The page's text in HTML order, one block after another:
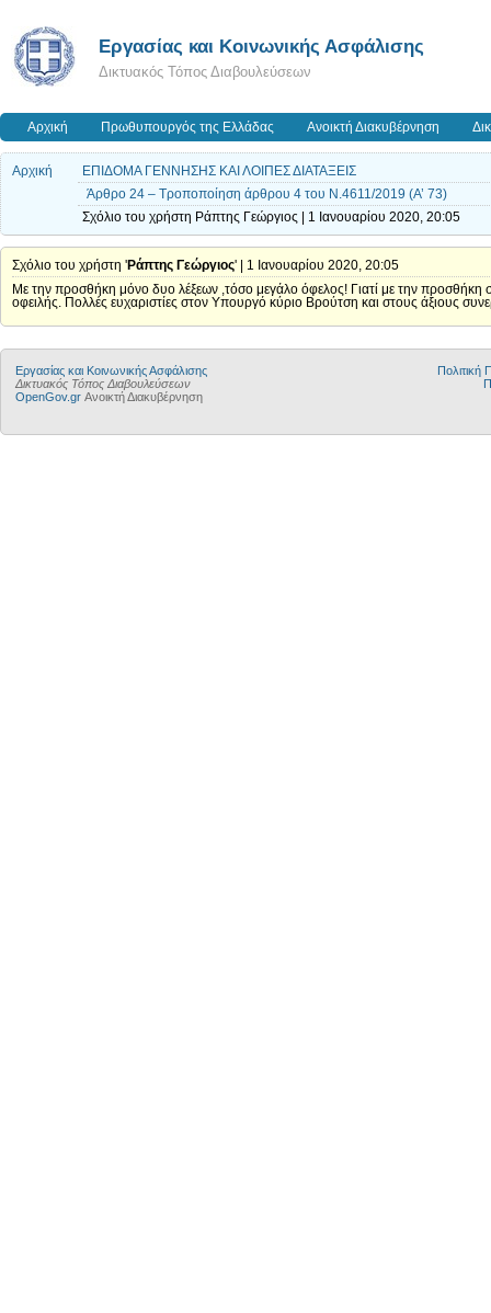
Εργασίας και Κοινωνικής Ασφάλισης
Δικτυακός Τόπος Διαβουλεύσεων
Αρχική Πρωθυπουργός της Ελλάδας Ανοικτή Διακυβέρνηση
Αρχική
ΕΠΙΔΟΜΑ ΓΕΝΝΗΣΗΣ ΚΑΙ ΛΟΙΠΕΣ ΔΙΑΤΑΞΕΙΣ
Άρθρο 24 – Τροποποίηση άρθρου 4 του Ν.4611/2019 (Α’ 73)
Σχόλιο του χρήστη Ράπτης Γεώργιος | 1 Ιανουαρίου 2020, 20:05
Σχόλιο του χρήστη 'Ράπτης Γεώργιος' | 1 Ιανουαρίου 2020, 20:05
Με την προσθήκη μόνο δυο λέξεων ,τόσο μεγάλο όφελος! Γιατί με την προσθήκη
οφειλής. Πολλές ευχαριστίες στον Υπουργό κύριο Βρούτση και στους άξιους
Εργασίας και Κοινωνικής Ασφάλισης
Δικτυακός Τόπος Διαβουλεύσεων
OpenGov.gr Ανοικτή Διακυβέρνηση